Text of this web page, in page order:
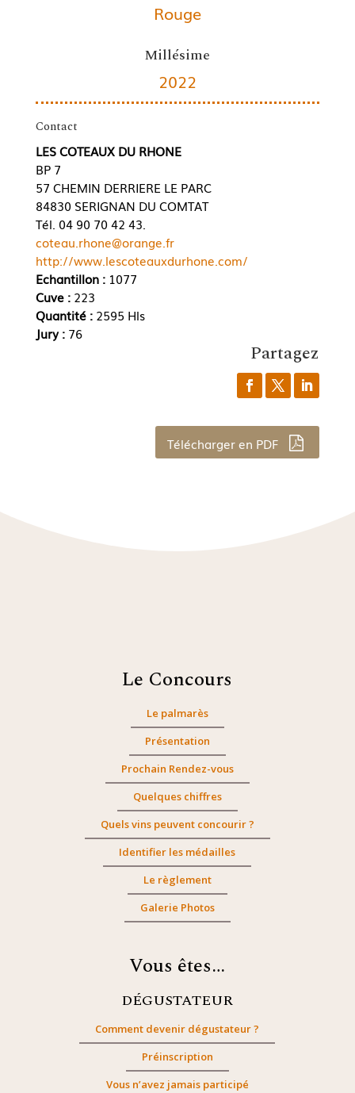
Rouge
Millésime
2022
Contact
LES COTEAUX DU RHONE
BP 7
57 CHEMIN DERRIERE LE PARC
84830 SERIGNAN DU COMTAT
Tél. 04 90 70 42 43.
coteau.rhone@orange.fr
http://www.lescoteauxdurhone.com/
Echantillon :1077
Cuve : 223
Quantité : 2595 Hls
Jury : 76
Partagez
Télécharger en PDF
Le Concours
Le palmarès
Présentation
Prochain Rendez-vous
Quelques chiffres
Quels vins peuvent concourir ?
Identifier les médailles
Le règlement
Galerie Photos
Vous êtes…
DÉGUSTATEUR
Comment devenir dégustateur ?
Préinscription
Vous n’avez jamais participé